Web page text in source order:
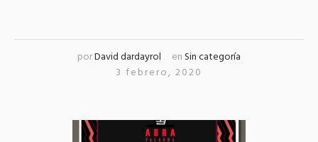
porDavid dardayrol en Sin categoría
3 febrero, 2020